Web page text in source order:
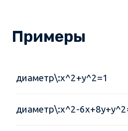
Примеры
диаметр\:x^2+y^2=1
диаметр\:x^2-